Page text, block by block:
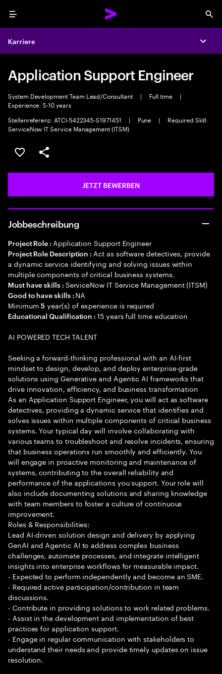
Menu
Karriere
Application Support Engineer
System Development Team Lead/Consultant | Full time
|
Experience: 5-10 years
Stellenreferenz: ATCI-5422345-S1971451
| Pune |
Required Skill:
ServiceNow IT Service Management (ITSM)
JOB SPEICHERN
Teilen
JETZT BEWERBEN
Jobbeschreibung
Project Role : Application Support Engineer
Project Role Description : Act as software detectives, provide
a dynamic service identifying and solving issues within
multiple components of critical business systems.
Must have skills : ServiceNow IT Service Management (ITSM)
Good to have skills : NA
Minimum5 year(s) of experience is required
Educational Qualification :15 years full time education
AI POWERED TECH TALENT
Seeking a forward-thinking professional with an AI-first
mindset to design, develop, and deploy enterprise-grade
solutions using Generative and Agentic AI frameworks that
drive innovation, efficiency, and business transformation
As an Application Support Engineer, you will act as software
detectives, providing a dynamic service that identifies and
solves issues within multiple components of critical business
systems. Your typical day will involve collaborating with
various teams to troubleshoot and resolve incidents, ensuring
that business operations run smoothly and efficiently. You
will engage in proactive monitoring and maintenance of
systems, contributing to the overall reliability and
performance of the applications you support. Your role will
also include documenting solutions and sharing knowledge
with team members to foster a culture of continuous
improvement.
Roles & Responsibilities:
Lead AI-driven solution design and delivery by applying
GenAI and Agentic AI to address complex business
challenges, automate processes, and integrate intelligent
insights into enterprise workflows for measurable impact.
- Expected to perform independently and become an SME.
- Required active participation/contribution in team
discussions.
- Contribute in providing solutions to work related problems.
- Assist in the development and implementation of best
practices for application support.
- Engage in regular communication with stakeholders to
understand their needs and provide timely updates on issue
resolution.